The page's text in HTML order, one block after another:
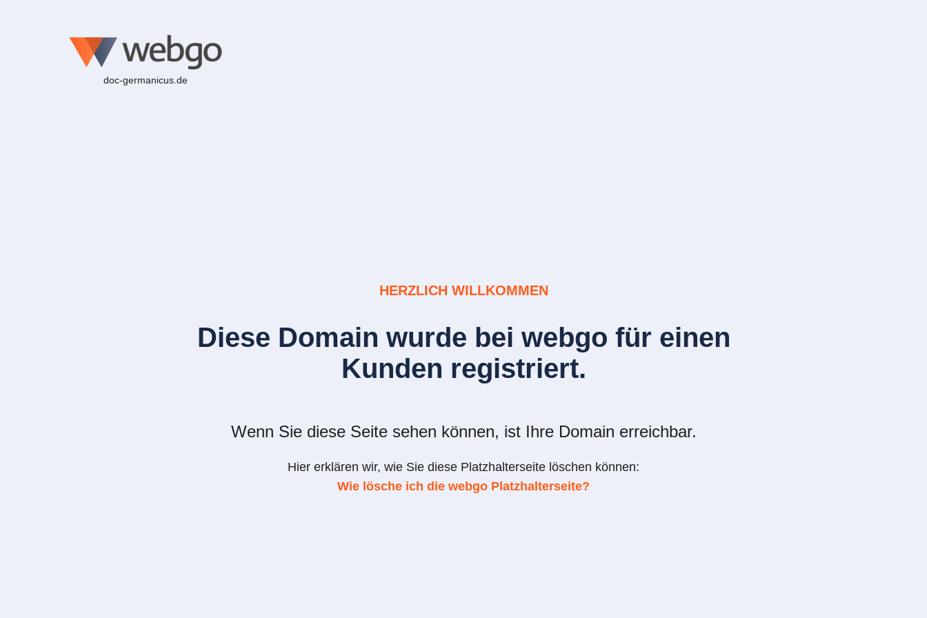
doc-germanicus.de
HERZLICH WILLKOMMEN
Diese Domain wurde bei webgo für einen
Kunden registriert.
Wenn Sie diese Seite sehen können, ist Ihre Domain erreichbar.
Hier erklären wir, wie Sie diese Platzhalterseite löschen können:
Wie lösche ich die webgo Platzhalterseite?